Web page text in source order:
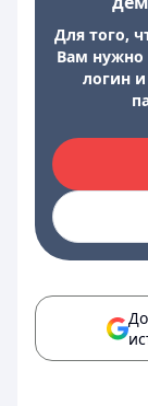
Для того,
Вам нужно
логин и